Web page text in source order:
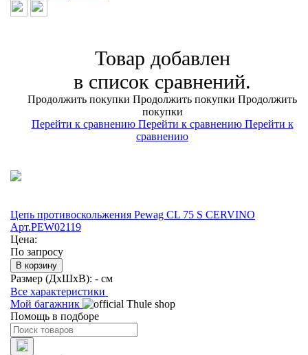
Товар добавлен
в список сравнений.
Продолжить покупки Продолжить покупки Продолжить
покупки
Перейти к сравнению Перейти к сравнению Перейти к
сравнению
Цепь противоскольжения Pewag CL 75 S CERVINO
Арт.PEW02119
Цена:
По запросу
В корзину
Размер (ДхШхВ): - см
Все характеристики
Мой багажник
Помощь в подборе